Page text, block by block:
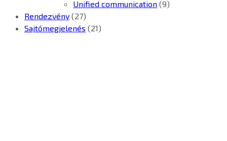
Unified communication (9)
Rendezvény (27)
Sajtómegjelenés (21)